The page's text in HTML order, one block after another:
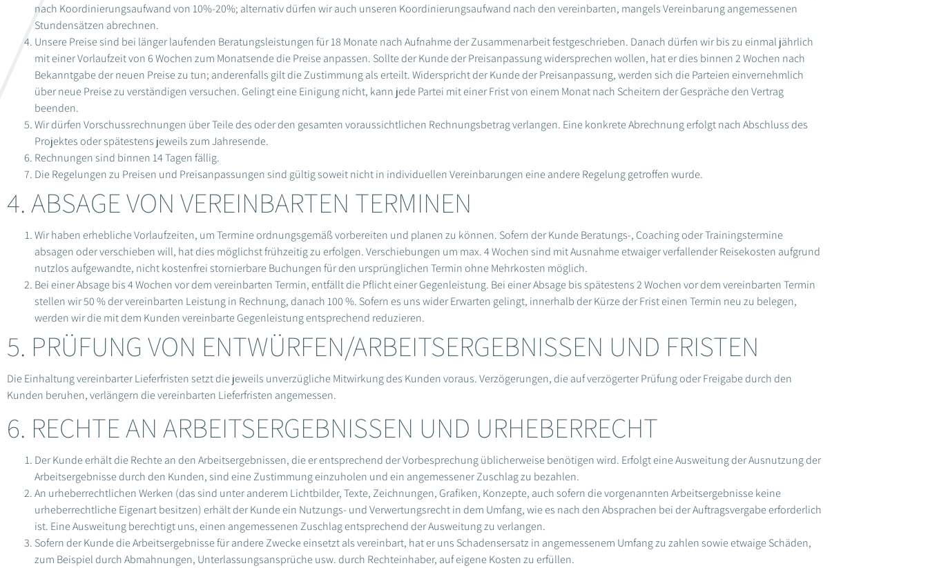
nach Koordinierungsaufwand von 10%-20%; alternativ dürfen wir auch unseren Koordinierungsaufwand nach den vereinbarten, mangels Vereinbarung angemessenen
Stundensätzen abrechnen.
Unsere Preise sind bei länger laufenden Beratungsleistungen für 18 Monate nach Aufnahme der Zusammenarbeit festgeschrieben. Danach dürfen wir bis zu einmal jährlich
mit einer Vorlaufzeit von 6 Wochen zum Monatsende die Preise anpassen. Sollte der Kunde der Preisanpassung widersprechen wollen, hat er dies binnen 2 Wochen nach
Bekanntgabe der neuen Preise zu tun; ande­renfalls gilt die Zustimmung als erteilt. Widerspricht der Kunde der Preisanpassung, werden sich die Parteien einvernehmlich
über neue Preise zu verständigen versuchen. Gelingt eine Einigung nicht, kann jede Partei mit einer Frist von einem Monat nach Scheitern der Gespräche den Vertrag
beenden.
Wir dürfen Vorschussrechnungen über Teile des oder den gesamten voraussichtlichen Rechnungsbetrag verlangen. Eine konkrete Abrechnung erfolgt nach Abschluss des
Projektes oder spätestens jeweils zum Jahresende.
Rechnungen sind binnen 14 Tagen fällig.
Die Regelungen zu Preisen und Preisanpassungen sind gültig soweit nicht in individuellen Vereinbarungen eine andere Regelung getroffen wurde.
4. ABSAGE VON VEREINBARTEN TERMINEN
Wir haben erhebliche Vorlaufzeiten, um Termine ordnungsgemäß vorbereiten und planen zu können. Sofern der Kunde Bera­tungs-, Coaching oder Trainingstermine
absagen oder verschieben will, hat dies möglichst frühzeitig zu erfolgen. Verschiebungen um max. 4 Wochen sind mit Ausnahme etwaiger verfallender Reisekosten aufgrund
nutzlos aufgewandte, nicht kostenfrei stor­nierbare Buchungen für den ursprünglichen Termin ohne Mehrkosten möglich.
Bei einer Absage bis 4 Wochen vor dem vereinbarten Termin, entfällt die Pflicht einer Gegenleistung. Bei einer Absage bis spä­testens 2 Wochen vor dem vereinbarten Termin
stellen wir 50 % der vereinbarten Leistung in Rechnung, danach 100 %. Sofern es uns wider Erwarten gelingt, innerhalb der Kürze der Frist einen Termin neu zu belegen,
werden wir die mit dem Kunden verein­barte Gegenleistung entsprechend reduzieren.
5. PRÜFUNG VON ENTWÜRFEN/ARBEITSERGEBNISSEN UND FRISTEN
Die Einhaltung vereinbarter Lieferfristen setzt die jeweils unverzügliche Mitwirkung des Kunden voraus. Verzögerungen, die auf verzögerter Prüfung oder Freigabe durch den
Kunden beruhen, verlängern die vereinbarten Lieferfristen angemessen.
6. RECHTE AN ARBEITSERGEBNISSEN UND URHEBERRECHT
Der Kunde erhält die Rechte an den Arbeitsergebnissen, die er entsprechend der Vorbesprechung üblicherweise benötigen wird. Erfolgt eine Ausweitung der Ausnutzung der
Arbeitsergebnisse durch den Kunden, sind eine Zustimmung einzuholen und ein angemessener Zuschlag zu bezahlen.
An urheberrechtlichen Werken (das sind unter anderem Lichtbilder, Texte, Zeichnungen, Grafiken, Konzepte, auch sofern die vorgenannten Arbeitsergebnisse keine
urheberrechtliche Eigenart besitzen) erhält der Kunde ein Nutzungs- und Verwertungsrecht in dem Umfang, wie es nach den Absprachen bei der Auftragsvergabe erforderlich
ist. Eine Ausweitung berechtigt uns, einen angemessenen Zuschlag entsprechend der Ausweitung zu verlangen.
Sofern der Kunde die Arbeitsergebnisse für andere Zwecke einsetzt als vereinbart, hat er uns Schadensersatz in angemessenem Umfang zu zahlen sowie etwaige Schäden,
zum Beispiel durch Abmahnungen, Unterlassungsansprüche usw. durch Rechteinha­ber, auf eigene Kosten zu erfüllen.